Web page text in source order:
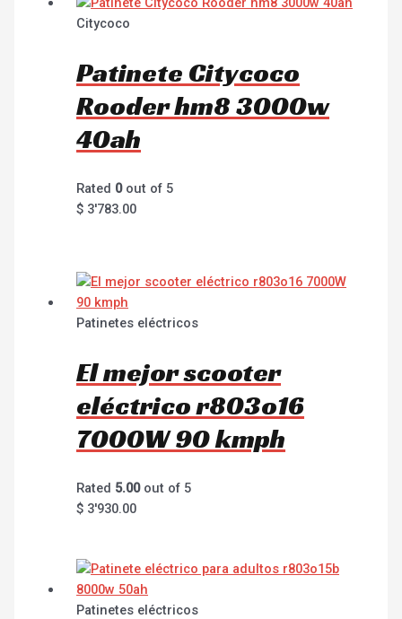
Citycoco
Patinete Citycoco
Rooder hm8 3000w
40ah
Rated 0out of 5
$ 3'783.00
Patinetes eléctricos
El mejor scooter
eléctrico r803o16
7000W 90 kmph
Rated 5.00out of 5
$ 3'930.00
Patinetes eléctricos